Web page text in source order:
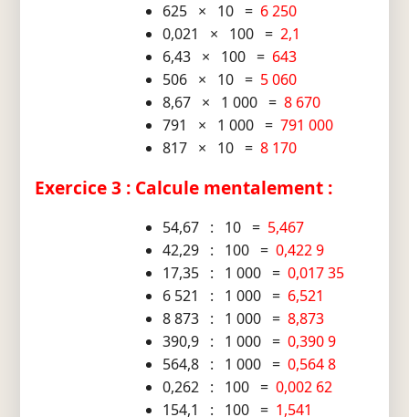
625 × 10 = 6 250
0,021 × 100 =2,1
6,43 × 100 = 643
506 × 10 = 5 060
8,67 × 1 000 =8 670
791 × 1 000 =791 000
817 × 10 =8 170
Exercice 3 : Calcule mentalement :
54,67 : 10 = 5,467
42,29 : 100 =0,422 9
17,35 : 1 000 =0,017 35
6 521 : 1 000 = 6,521
8 873 : 1 000 =8,873
390,9 : 1 000 =0,390 9
564,8 : 1 000 =0,564 8
0,262 : 100 =0,002 62
154,1 : 100 = 1,541